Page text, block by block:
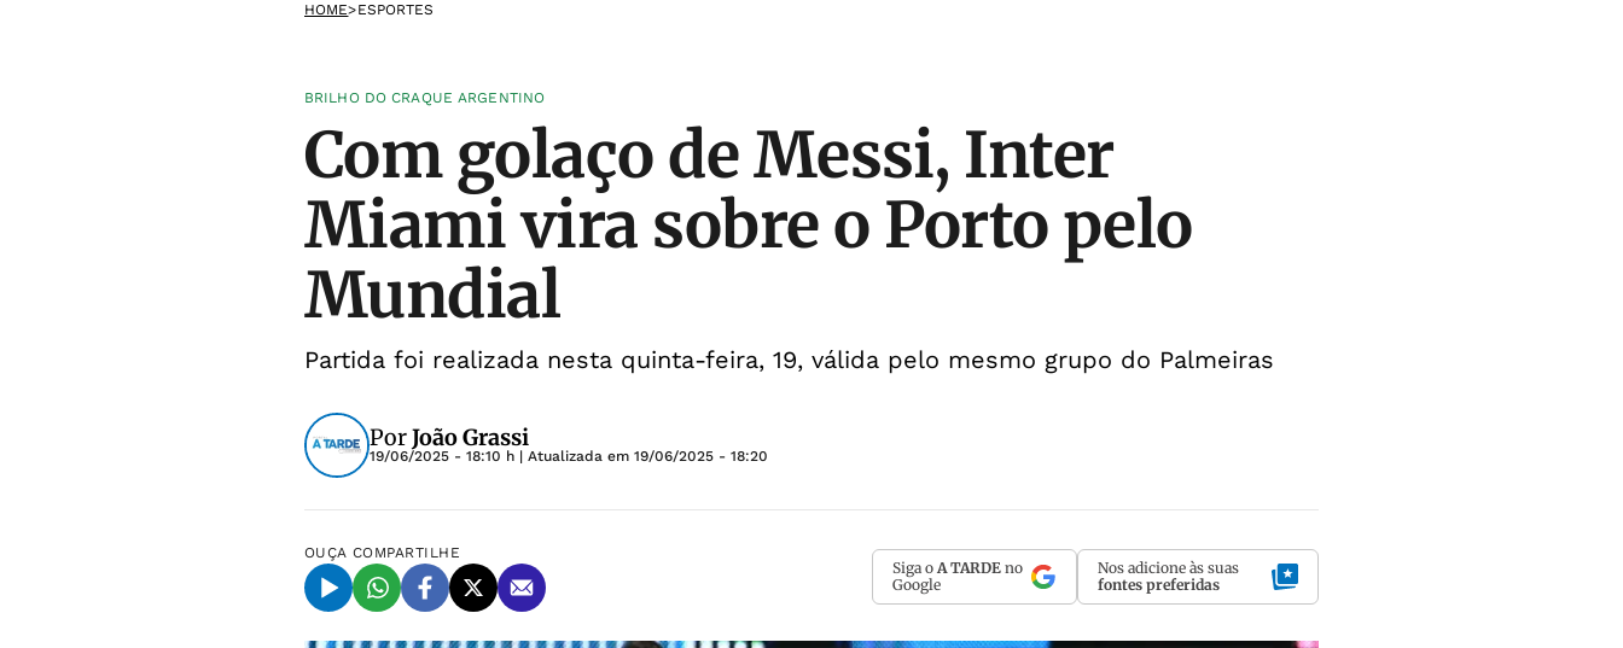
HOME>ESPORTES
BRILHO DO CRAQUE ARGENTINO
Com golaço de Messi, Inter
Miami vira sobre o Porto pelo
Mundial
Partida foi realizada nesta quinta-feira, 19, válida pelo mesmo grupo do Palmeiras
PorJoão Grassi
19/06/2025 - 18:10 h | Atualizada em 19/06/2025 - 18:20
OUÇA COMPARTILHE
Siga o A TARDE no
Google
Nos adicione às suas
fontes preferidas